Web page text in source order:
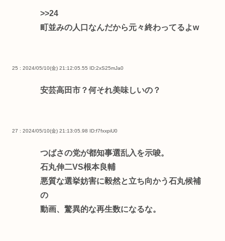
>>24
町並みの人口なんだから元々終わってるよw
25 : 2024/05/10(金) 21:12:05.55 ID:2xS25mJa0
安芸高田市？何それ美味しいの？
27 : 2024/05/10(金) 21:13:05.98 ID:f7fxxpiU0
つばさの党が都知事選乱入を示唆。
石丸伸二VS根本良輔
悪質な選挙妨害に毅然と立ち向かう石丸候補
の
動画、驚異的な再生数になるな。